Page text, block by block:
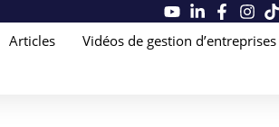
Articles
Vidéos de gestion d’entreprises